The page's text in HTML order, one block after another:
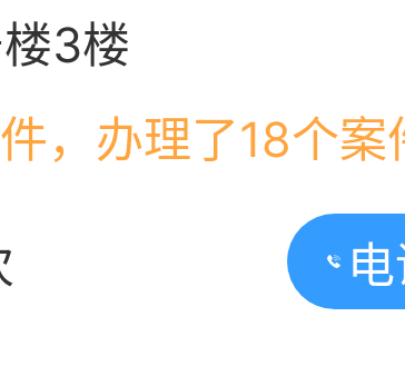
3楼
，办理了18个案